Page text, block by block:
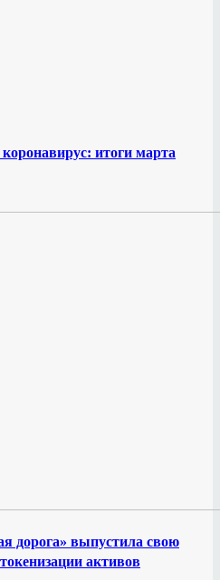
итоги марта
дорога» выпустила свою
активов